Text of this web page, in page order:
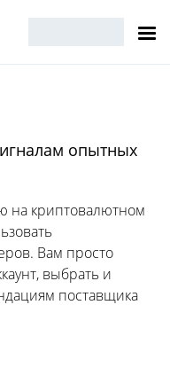
опытных
на криптовалютном
Вам просто
выбрать и
поставщика